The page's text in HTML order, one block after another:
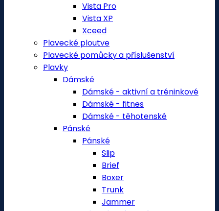
Vista Pro
Vista XP
Xceed
Plavecké ploutve
Plavecké pomůcky a příslušenství
Plavky
Dámské
Dámské - aktivní a tréninkové
Dámské - fitnes
Dámské - těhotenské
Pánské
Pánské
Slip
Brief
Boxer
Trunk
Jammer